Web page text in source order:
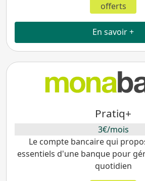
offerts
En savoir +
Pratiq+
3€/mois
Le compte bancaire qui
essentiels d'une banque pour
quotidien